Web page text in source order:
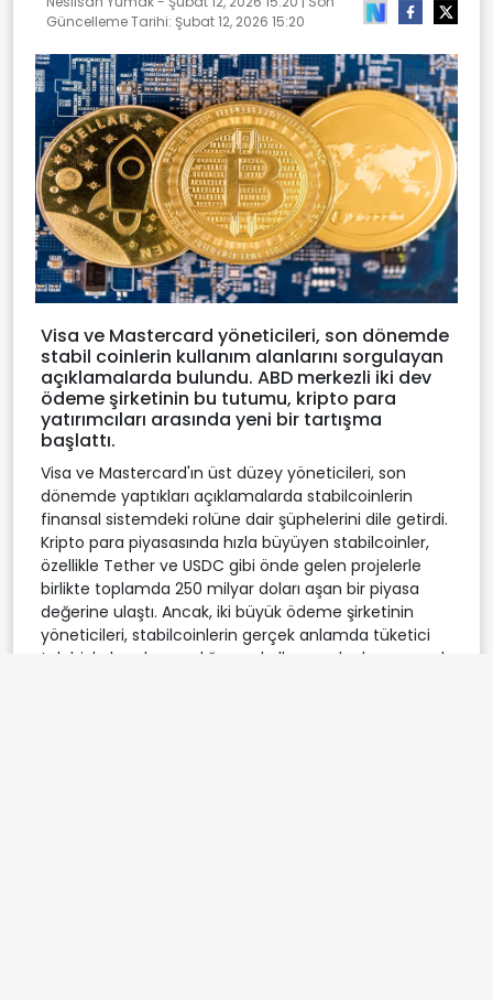
Güncelleme Tarihi: Şubat 12, 2026 15:20
Visa ve Mastercard yöneticileri, son dönemde
stabil coinlerin kullanım alanlarını sorgulayan
açıklamalarda bulundu. ABD merkezli iki dev
ödeme şirketinin bu tutumu, kripto para
yatırımcıları arasında yeni bir tartışma
başlattı.
Visa ve Mastercard'ın üst düzey yöneticileri, son
dönemde yaptıkları açıklamalarda stabilcoinlerin
finansal sistemdeki rolüne dair şüphelerini dile getirdi.
Kripto para piyasasında hızla büyüyen stabilcoinler,
özellikle Tether ve USDC gibi önde gelen projelerle
birlikte toplamda 250 milyar doları aşan bir piyasa
değerine ulaştı. Ancak, iki büyük ödeme şirketinin
yöneticileri, stabilcoinlerin gerçek anlamda tüketici
talebiyle karşılanmadığını ve kullanım alanlarının sınırlı